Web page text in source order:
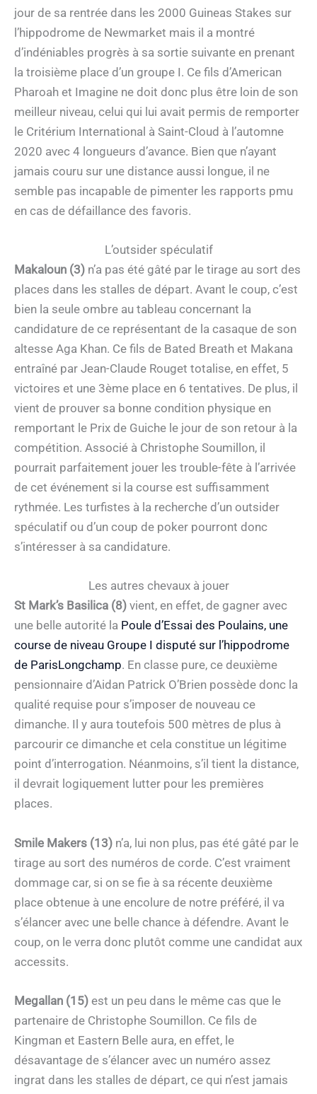
jour de sa rentrée dans les 2000 Guineas Stakes sur
l’hippodrome de Newmarket mais il a montré
d’indéniables progrès à sa sortie suivante en prenant
la troisième place d’un groupe I. Ce fils d’American
Pharoah et Imagine ne doit donc plus être loin de son
meilleur niveau, celui qui lui avait permis de remporter
le Critérium International à Saint-Cloud à l’automne
2020 avec 4 longueurs d’avance. Bien que n’ayant
jamais couru sur une distance aussi longue, il ne
semble pas incapable de pimenter les rapports pmu
en cas de défaillance des favoris.
L’outsider spéculatif
Makaloun (3) n’a pas été gâté par le tirage au sort des
places dans les stalles de départ. Avant le coup, c’est
bien la seule ombre au tableau concernant la
candidature de ce représentant de la casaque de son
altesse Aga Khan. Ce fils de Bated Breath et Makana
entraîné par Jean-Claude Rouget totalise, en effet, 5
victoires et une 3ème place en 6 tentatives. De plus, il
vient de prouver sa bonne condition physique en
remportant le Prix de Guiche le jour de son retour à la
compétition. Associé à Christophe Soumillon, il
pourrait parfaitement jouer les trouble-fête à l’arrivée
de cet événement si la course est suffisamment
rythmée. Les turfistes à la recherche d’un outsider
spéculatif ou d’un coup de poker pourront donc
s’intéresser à sa candidature.
Les autres chevaux à jouer
St Mark’s Basilica (8) vient, en effet, de gagner avec
une belle autorité la Poule d’Essai des Poulains, une
course de niveau Groupe I disputé sur l’hippodrome
de ParisLongchamp. En classe pure, ce deuxième
pensionnaire d’Aidan Patrick O’Brien possède donc la
qualité requise pour s’imposer de nouveau ce
dimanche. Il y aura toutefois 500 mètres de plus à
parcourir ce dimanche et cela constitue un légitime
point d’interrogation. Néanmoins, s’il tient la distance,
il devrait logiquement lutter pour les premières
places.
Smile Makers (13) n’a, lui non plus, pas été gâté par le
tirage au sort des numéros de corde. C’est vraiment
dommage car, si on se fie à sa récente deuxième
place obtenue à une encolure de notre préféré, il va
s’élancer avec une belle chance à défendre. Avant le
coup, on le verra donc plutôt comme une candidat aux
accessits.
Megallan (15) est un peu dans le même cas que le
partenaire de Christophe Soumillon. Ce fils de
Kingman et Eastern Belle aura, en effet, le
désavantage de s’élancer avec un numéro assez
ingrat dans les stalles de départ, ce qui n’est jamais